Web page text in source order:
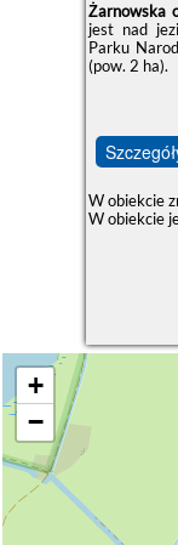
Żarnowska
jest nad
Parku
(pow. 2 ha).
W obiekcie
W obiekcie
+
−